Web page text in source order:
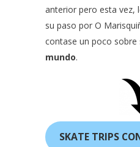
anterior pero esta vez,
su paso por O
contase un poco sobre
mundo.
SKATE TRIPS